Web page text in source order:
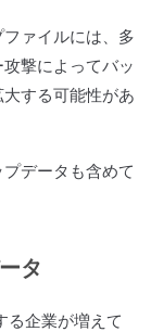
ァイルには、多
撃によってバッ
する可能性があ
データも含めて
タ
る企業が増えて